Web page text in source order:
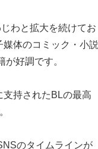
わと拡大を続けてお
体のコミック・小説
好調です。
持されたBLの最高
のタイムラインが